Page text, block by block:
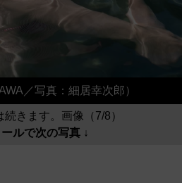
／写真：細居幸次郎）
続きます。画像（7/8）
ルで次の写真 ↓